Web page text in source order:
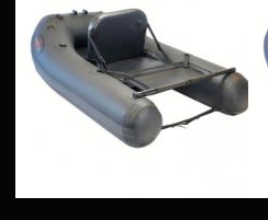
cadeau bon
2e hands 2e kans